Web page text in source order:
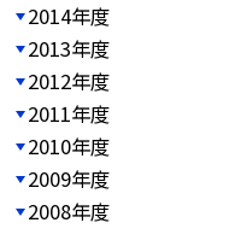
2014年度
2013年度
2012年度
2011年度
2010年度
2009年度
2008年度